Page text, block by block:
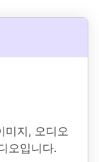
미지, 오디오
오입니다.